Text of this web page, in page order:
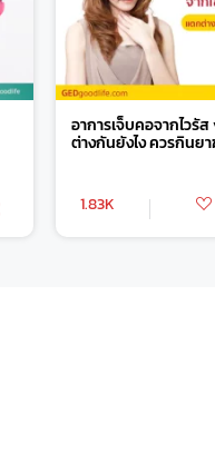
อาการเจ็บคอจากไวรั
ต่างกันยังไง ควรกินยา
1.83K